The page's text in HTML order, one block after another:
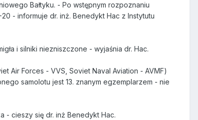
Bałtyku. - Po wstępnym rozpoznaniu
- informuje dr. inż. Benedykt Hac z Instytutu
i silniki niezniszczone - wyjaśnia dr. Hac.
Air Forces - VVS, Soviet Naval Aviation - AVMF)
samolotu jest 13. znanym egzemplarzem - nie
- cieszy się dr. inż Benedykt Hac.